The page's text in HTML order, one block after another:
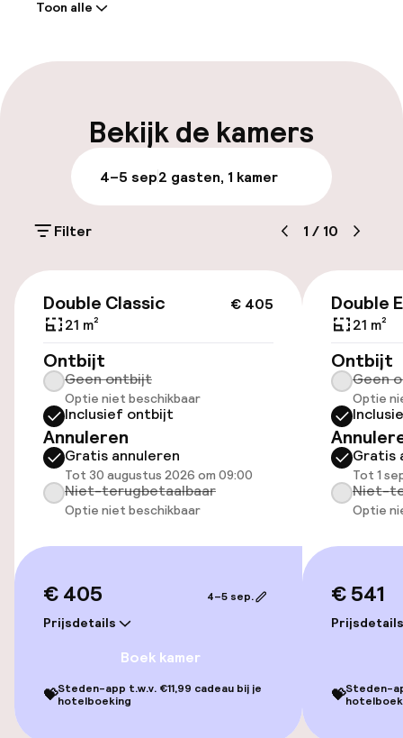
Meertalige medewerkers
Parkeren & mobiliteit
Openbaar parkeren
Toegankelijkheid
Lift
Entertainment
Gratis wifi
TV lounge
Toon alle
Bekijk de kamers
4–5 sep2 gasten, 1 kamer
Filter 1 / 10
€ 405
Double Classic
21 m²
Ontbijt
Geen ontbijt
Optie niet beschikbaar
Inclusief ontbijt
Annuleren
Gratis annuleren
Tot 30 augustus 2026 om 09:00
Niet-terugbetaalbaar
Optie niet beschikbaar
€ 405
Prijsdetails
4–5 sep.
Boek kamer
💝Steden-app t.w.v. €11,99 cadeau bij je
hotelboeking
Double
21 m²
Ontbijt
Geen
Optie
Gratis
Tot 1
Niet-
Optie
€ 541
Prijsdetails
💝Steden-